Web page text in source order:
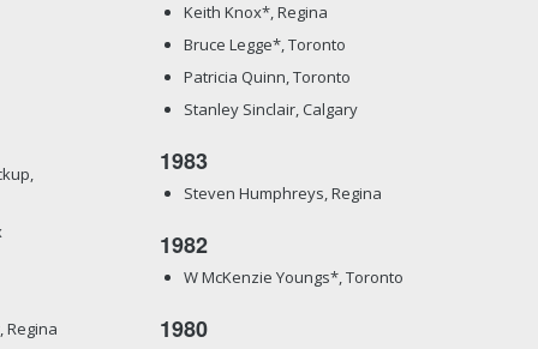
Regina
Keith Knox*, Regina
Bruce Legge*, Toronto
Patricia Quinn, Toronto
Stanley Sinclair, Calgary
1983
Steven Humphreys, Regina
1982
W McKenzie Youngs*, Toronto
1980